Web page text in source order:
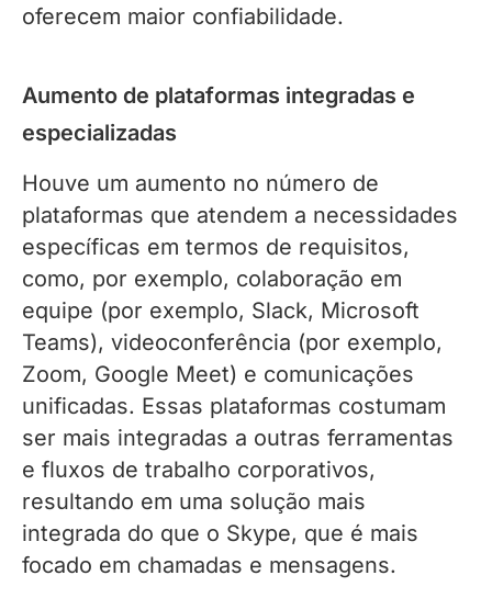
oferecem maior confiabilidade.
Aumento de plataformas integradas e
especializadas
Houve um aumento no número de
plataformas que atendem a necessidades
específicas em termos de requisitos,
como, por exemplo, colaboração em
equipe (por exemplo, Slack, Microsoft
Teams), videoconferência (por exemplo,
Zoom, Google Meet) e comunicações
unificadas. Essas plataformas costumam
ser mais integradas a outras ferramentas
e fluxos de trabalho corporativos,
resultando em uma solução mais
integrada do que o Skype, que é mais
focado em chamadas e mensagens.